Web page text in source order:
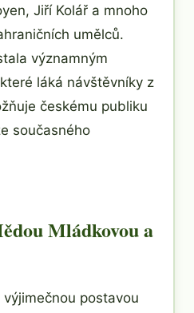
Jiří Kolář a mnoho
umělců.
významným
láká návštěvníky z
českému publiku
současného
Mládkovou a
výjimečnou postavou